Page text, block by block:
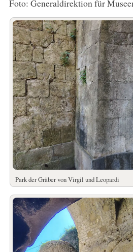
Foto: Generaldirektion für
Park der Gräber von Virgil und Leopardi